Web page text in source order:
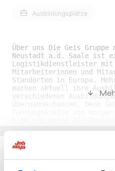
Ausbildungsplätze
Über uns Die Geis Gruppe
Neustadt a.d. Saale ist
Logistikdienstleister mit
Mitarbeiterinnen und
Standorten in Europa.
machen aktuell ihre
verschiedenen
Gabelstaplern und
fachgerecht ein • Das
Verpacken von Waren
deiner Hand •
und in der